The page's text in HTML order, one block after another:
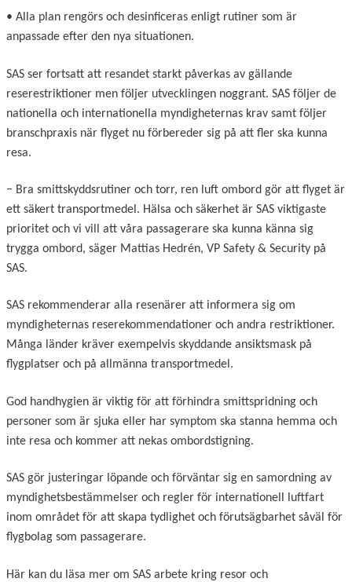
• Alla plan rengörs och desinficeras enligt rutiner som är
anpassade efter den nya situationen.
SAS ser fortsatt att resandet starkt påverkas av gällande
reserestriktioner men följer utvecklingen noggrant. SAS följer de
nationella och internationella myndigheternas krav samt följer
branschpraxis när flyget nu förbereder sig på att fler ska kunna
resa.
− Bra smittskyddsrutiner och torr, ren luft ombord gör att flyget är
ett säkert transportmedel. Hälsa och säkerhet är SAS viktigaste
prioritet och vi vill att våra passagerare ska kunna känna sig
trygga ombord, säger Mattias Hedrén, VP Safety & Security på
SAS.
SAS rekommenderar alla resenärer att informera sig om
myndigheternas reserekommendationer och andra restriktioner.
Många länder kräver exempelvis skyddande ansiktsmask på
flygplatser och på allmänna transportmedel.
God handhygien är viktig för att förhindra smittspridning och
personer som är sjuka eller har symptom ska stanna hemma och
inte resa och kommer att nekas ombordstigning.
SAS gör justeringar löpande och förväntar sig en samordning av
myndighetsbestämmelser och regler för internationell luftfart
inom området för att skapa tydlighet och förutsägbarhet såväl för
flygbolag som passagerare.
Här kan du läsa mer om SAS arbete kring resor och